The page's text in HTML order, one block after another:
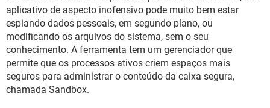
aplicativo de aspecto inofensivo pode muito bem estar
espiando dados pessoais, em segundo plano, ou
modificando os arquivos do sistema, sem o seu
conhecimento. A ferramenta tem um gerenciador que
permite que os processos ativos criem espaços mais
seguros para administrar o conteúdo da caixa segura,
chamada Sandbox.